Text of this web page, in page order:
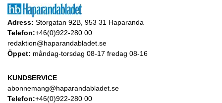
Adress: Storgatan 92B, 953 31 Haparanda
Telefon:+46(0)922-280 00
redaktion@haparandabladet.se
Öppet: måndag-torsdag 08-17 fredag 08-16
KUNDSERVICE
abonnemang@haparandabladet.se
Telefon:+46(0)922-280 00